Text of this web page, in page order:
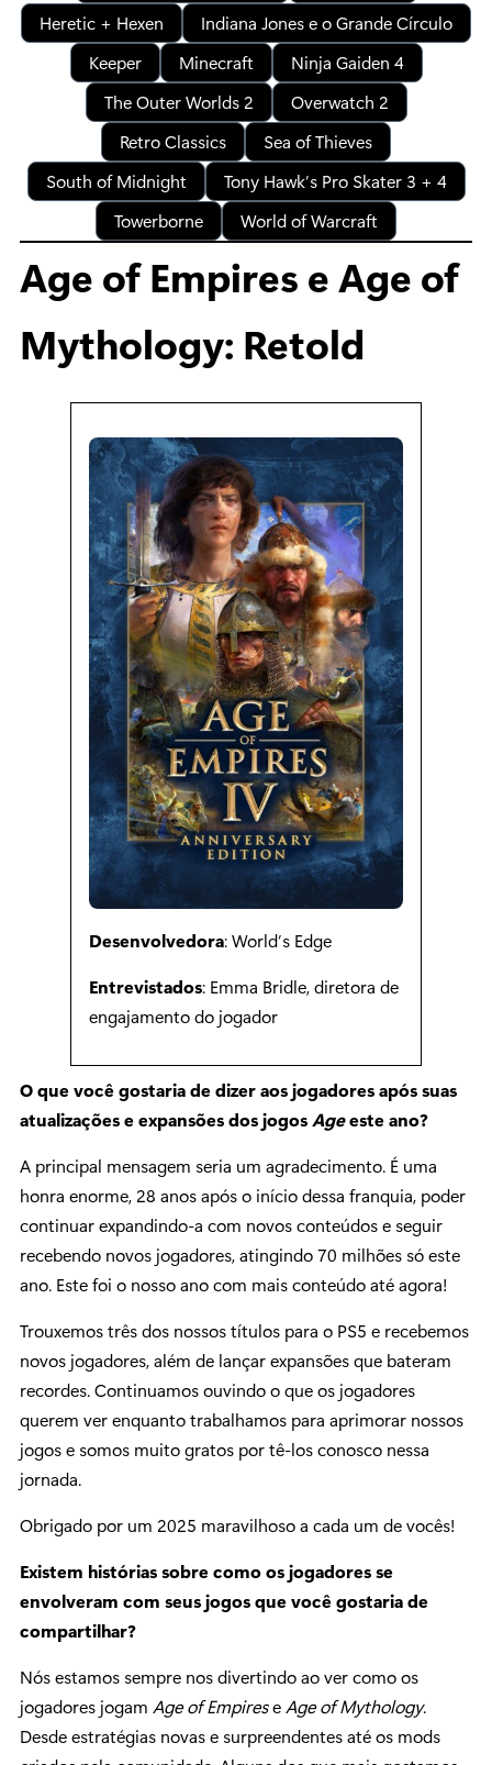
Heretic + Hexen
Indiana Jones e o Grande Círculo
Keeper
Minecraft
Ninja Gaiden 4
The Outer Worlds 2
Overwatch 2
Retro Classics
Sea of Thieves
South of Midnight
Tony Hawk’s Pro Skater 3 + 4
Towerborne
World of Warcraft
Age of Empires e Age of
Mythology: Retold
Desenvolvedora: World’s Edge
Entrevistados: Emma Bridle, diretora de
engajamento do jogador
O que você gostaria de dizer aos jogadores após suas
atualizações e expansões dos jogosAgeeste ano?
A principal mensagem seria um agradecimento. É uma
honra enorme, 28 anos após o início dessa franquia, poder
continuar expandindo-a com novos conteúdos e seguir
recebendo novos jogadores, atingindo 70 milhões só este
ano. Este foi o nosso ano com mais conteúdo até agora!
Trouxemos três dos nossos títulos para o PS5 e recebemos
novos jogadores, além de lançar expansões que bateram
recordes. Continuamos ouvindo o que os jogadores
querem ver enquanto trabalhamos para aprimorar nossos
jogos e somos muito gratos por tê-los conosco nessa
jornada.
Obrigado por um 2025 maravilhoso a cada um de vocês!
Existem histórias sobre como os jogadores se
envolveram com seus jogos que você gostaria de
compartilhar?
Nós estamos sempre nos divertindo ao ver como os
jogadores jogam Age of EmpireseAge of Mythology.
Desde estratégias novas e surpreendentes até os mods